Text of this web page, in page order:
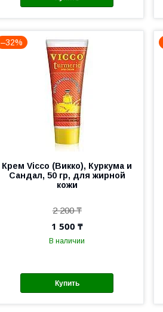
–32%
Крем Vicco (Викко), Куркума и
Сандал, 50 гр, для жирной
кожи
2 200 ₸
1 500 ₸
В наличии
Купить